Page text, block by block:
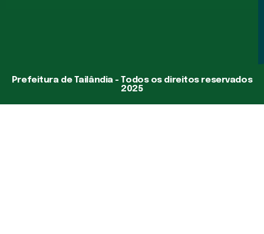
Prefeitura de Tailândia - Todos os direitos reservados
2025